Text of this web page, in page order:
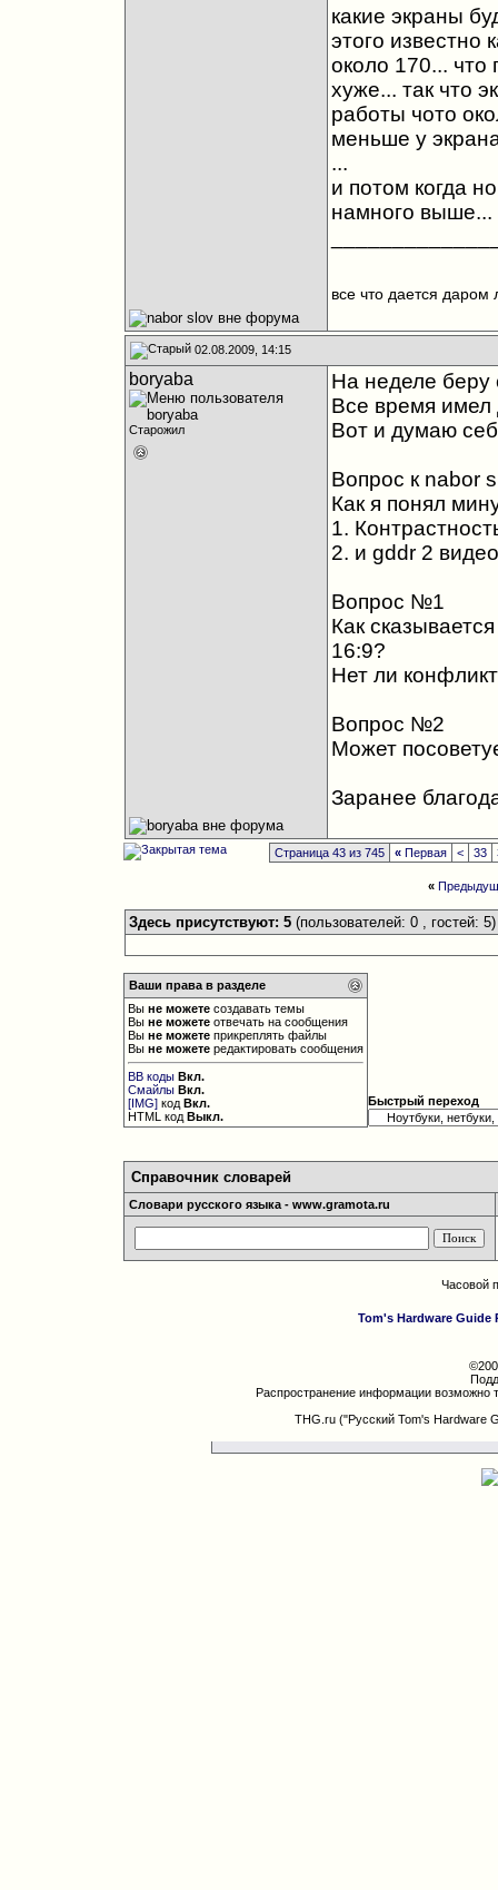
какие экраны
этого известно
около 170... что
хуже... так что
работы чото
меньше у
...
и потом когда
намного выше...
все что дается даром
02.08.2009, 14:15
boryaba
Старожил
На неделе беру
Все время имел
Вот и думаю
Вопрос к nabor
Как я понял
1.
2. и gddr 2
Вопрос №1
Как
16:9?
Нет ли
Вопрос №2
Может
Заранее
Страница 43 из 745 « Первая < 33
«
Здесь присутствуют: 5 (пользователей: 0 , гостей: 5)
Ваши права в разделе
Выне можете создавать темы
Выне можете отвечать на сообщения
Выне можете прикреплять файлы
Выне можете редактировать сообщения
BB коды Вкл.
Смайлы Вкл.
[IMG] кодВкл.
HTML кодВыкл.
Быстрый переход
Справочник словарей
Словари русского языка - www.gramota.ru
Часовой
Tom's Hardware Guide
Распространение информации возможно
THG.ru ("Русский Tom's Hardware